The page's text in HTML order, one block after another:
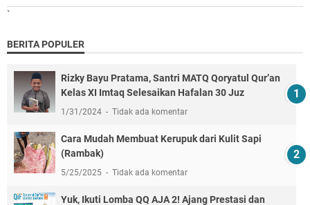
`
BERITA POPULER
Rizky Bayu Pratama, Santri MATQ Qoryatul Qur’an
Kelas XI Imtaq Selesaikan Hafalan 30 Juz
1/31/2024 Tidak ada komentar
Cara Mudah Membuat Kerupuk dari Kulit Sapi
(Rambak)
5/25/2025 Tidak ada komentar
Yuk, Ikuti Lomba QQ AJA 2! Ajang Prestasi dan